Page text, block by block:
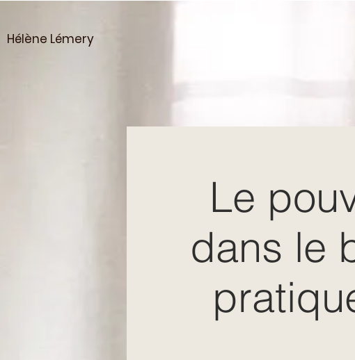
Hélène Lémery
Le
dans le